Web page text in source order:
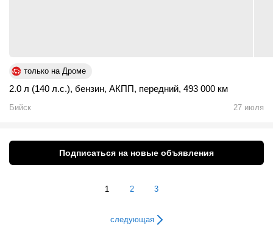
только на Дроме
2.0 л (140 л.с.), бензин, АКПП, передний, 493 000 км
Бийск 27 июля
Подписаться на новые объявления
1 2 3
следующая